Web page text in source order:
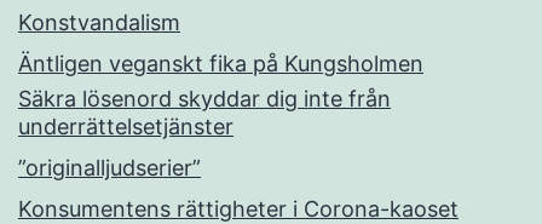
Konstvandalism
Äntligen veganskt fika på Kungsholmen
Säkra lösenord skyddar dig inte från
underrättelsetjänster
”originalljudserier”
Konsumentens rättigheter i Corona-kaoset